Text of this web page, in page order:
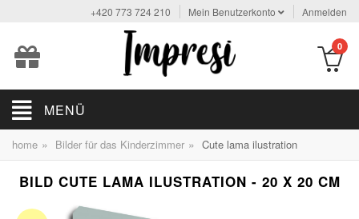
+420 773 724 210 Mein Benutzerkonto Anmelden
0
MENÜ
home » Bilder für das Kinderzimmer » Cute lama ilustration
BILD CUTE LAMA ILUSTRATION - 20 X 20 CM